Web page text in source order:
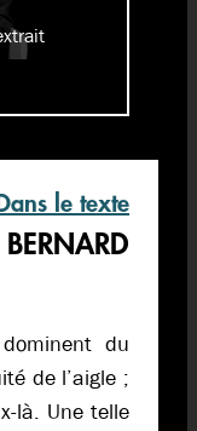
Dans le texte
du
de l’aigle ;
là. Une telle